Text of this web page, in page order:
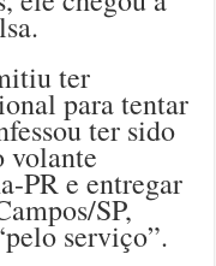
ter
para tentar
ter sido
volante
PR e entregar
SP,
serviço”.